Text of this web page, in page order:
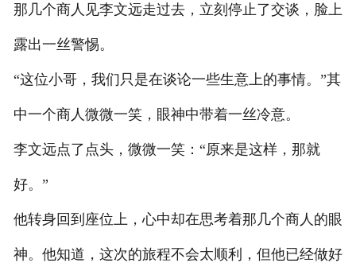
那几个商人见李文远走过去，立刻停止了交谈，脸上
露出一丝警惕。
“这位小哥，我们只是在谈论一些生意上的事情。”其
中一个商人微微一笑，眼神中带着一丝冷意。
李文远点了点头，微微一笑：“原来是这样，那就
好。”
他转身回到座位上，心中却在思考着那几个商人的眼
神。他知道，这次的旅程不会太顺利，但他已经做好